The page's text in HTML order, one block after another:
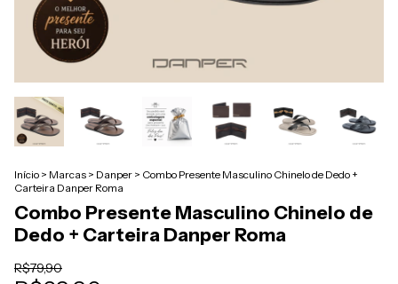
Início > Marcas > Danper > Combo Presente Masculino Chinelo de Dedo +
Carteira Danper Roma
Combo Presente Masculino Chinelo de
Dedo + Carteira Danper Roma
R$79,90